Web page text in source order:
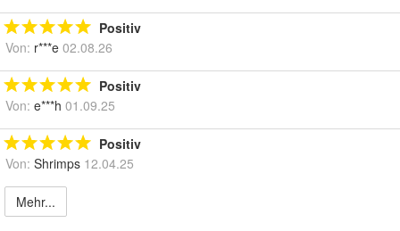
Positiv
Von: r***e 02.08.26
Positiv
Von: e***h 01.09.25
Positiv
Von: Shrimps 12.04.25
Mehr...